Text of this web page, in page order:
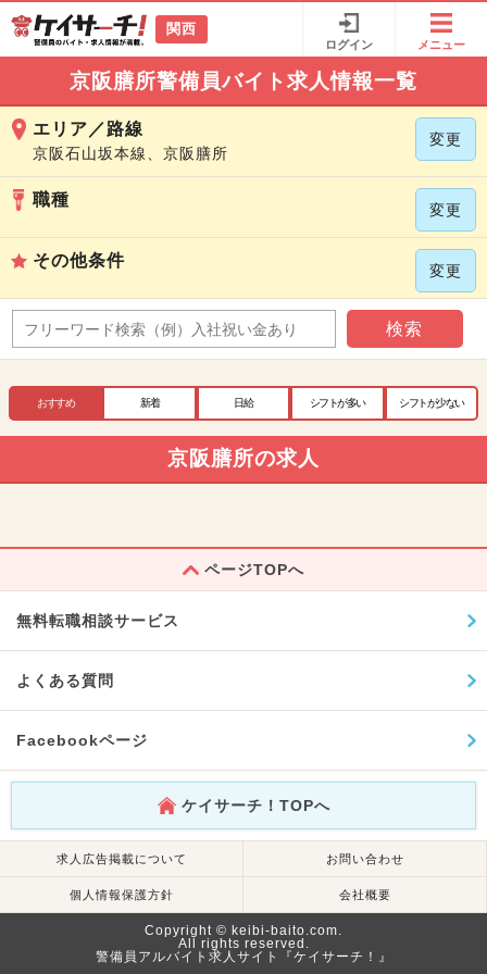
関西
ログイン メニュー
京阪膳所警備員バイト求人情報一覧
エリア／路線
京阪石山坂本線、京阪膳所
変更
職種
変更
その他条件
変更
検索
おすすめ 新着 日給 シフトが多い シフトが少ない
京阪膳所の求人
ページTOPへ
無料転職相談サービス
よくある質問
Facebookページ
ケイサーチ！TOPへ
求人広告掲載について お問い合わせ
個人情報保護方針 会社概要
Copyright © keibi-baito.com.
All rights reserved.
警備員アルバイト求人サイト『ケイサーチ！』